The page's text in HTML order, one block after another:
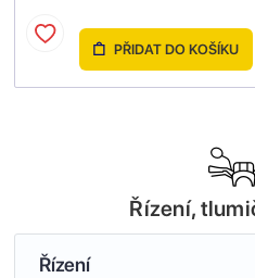
PŘIDAT DO KOŠÍKU
Řízení,
Řízení